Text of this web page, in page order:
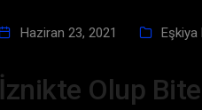
Haziran 23, 2021 Eşkiya
İznikte Olup